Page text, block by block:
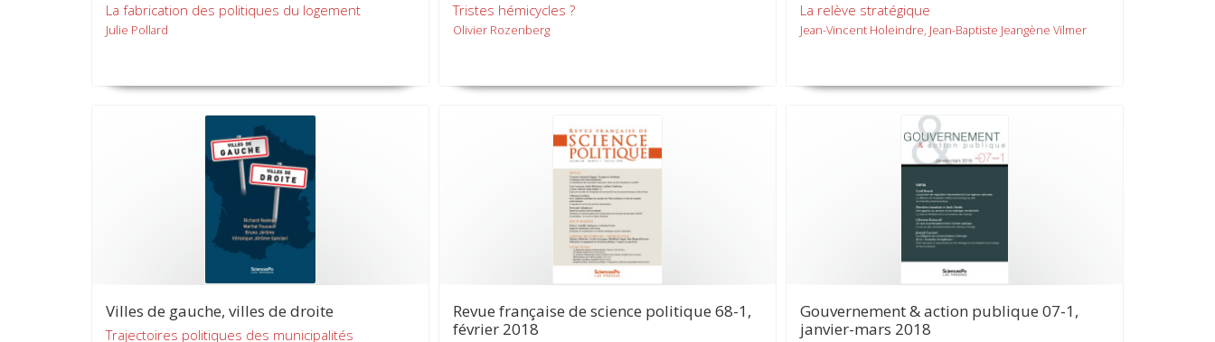
La fabrication des politiques du logement
Julie Pollard
Tristes hémicycles ?
Olivier Rozenberg
La relève stratégique
Jean-Vincent Holeindre, Jean-Baptiste Jeangène Vilmer
Villes de gauche, villes de droite
Trajectoires politiques des municipalités
Revue française de science politique 68-1,
février 2018
Gouvernement & action publique 07-1,
janvier-mars 2018